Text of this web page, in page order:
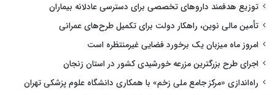
توزیع هدفمند داروهای تخصصی برای دسترسی عادلانه بیماران
تأمین مالی نوین، راهکار دولت برای تکمیل طرح‌های عمرانی
امروز ماه میزبان یک برخورد فضایی غیرمنتظره است
اجرای طرح بزرگترین مزرعه خورشیدی کشور در استان زنجان
راه‌اندازی «مرکز جامع ملی زخم» با همکاری دانشگاه علوم پزشکی تهران